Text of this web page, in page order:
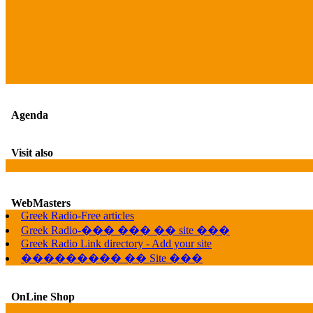
Agenda
Visit also
WebMasters
Greek Radio-Free articles
Greek Radio-��� ��� �� site ���
Greek Radio Link directory - Add your site
��������� �� Site ���
OnLine Shop